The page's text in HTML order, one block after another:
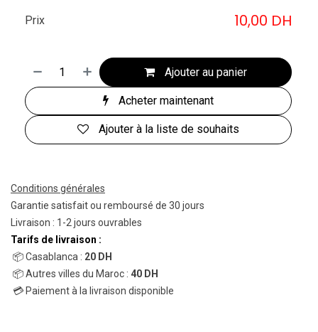
Ajouter au panier
Acheter maintenant
Ajouter à la liste de souhaits
Prix 10,00 DH
Conditions générales
Garantie satisfait ou remboursé de 30 jours
Livraison : 1-2 jours ouvrables
Tarifs de livraison :
📦 Casablanca : 20 DH
📦 Autres villes du Maroc : 40 DH
💳 Paiement à la livraison disponible